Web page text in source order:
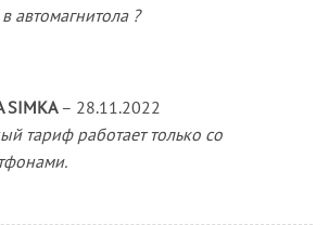
автомагнитола ?
SIMKA– 28.11.2022
тариф работает только со